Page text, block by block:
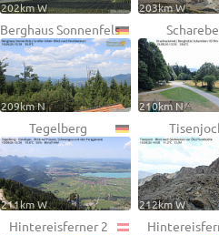
202km W 203km W
Berghaus Sonnenfels
209km N 210km N
Tegelberg
211km W 212km W
Hintereisferner 2